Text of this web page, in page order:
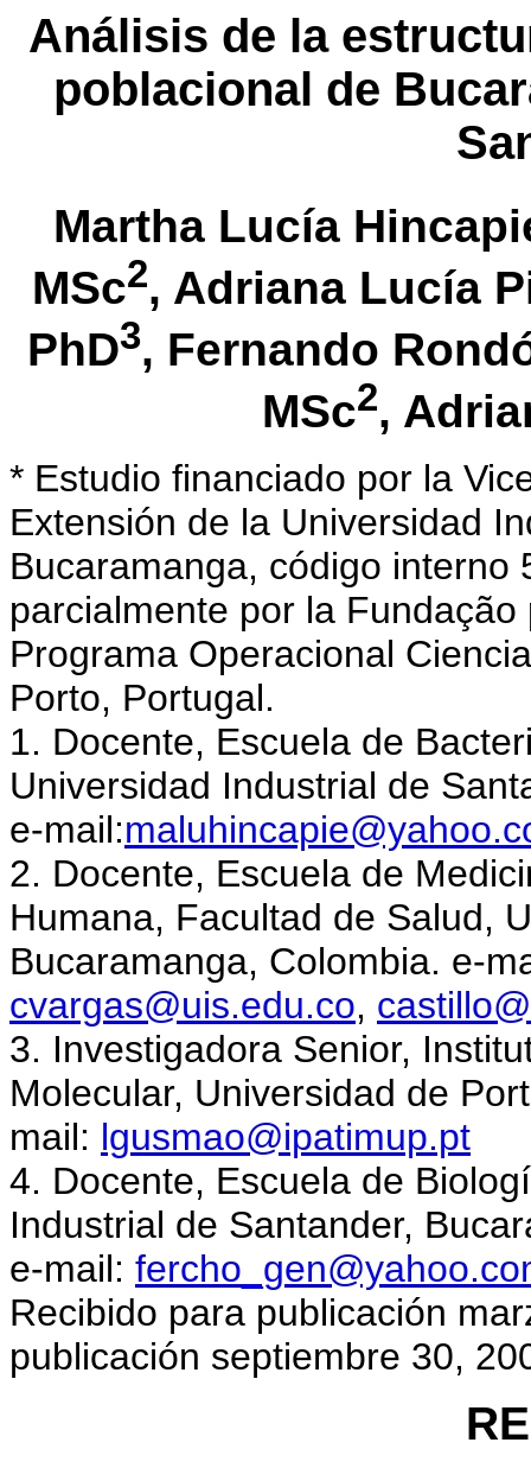
Análisis de la
poblacional de
Martha Lucía
MSc2, Adriana Lucía
PhD3, Fernando
MSc2,
* Estudio financiado por la
Extensión de la Universidad
Bucaramanga, código interno
parcialmente por la
Programa Operacional
Porto, Portugal.
1. Docente, Escuela de
Universidad Industrial de
e-mail:
2. Docente, Escuela de
Humana, Facultad de Salud,
Bucaramanga, Colombia. e-
cvargas@uis.edu.co,
3. Investigadora Senior,
Molecular, Universidad de
mail: lgusmao@ipatimup.pt
4. Docente, Escuela de
Industrial de Santander,
e-mail:
Recibido para publicación
publicación septiembre 30,